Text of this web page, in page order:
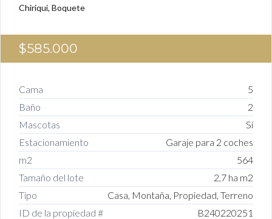
Chiriquí, Boquete
$585.000
Cama
5
Baño
2
Mascotas
Sí
Estacionamiento
Garaje para 2 coches
m2
564
Tamaño del lote
2,7 ha m2
Tipo
Casa, Montaña, Propiedad, Terreno
ID de la propiedad #
B240220251